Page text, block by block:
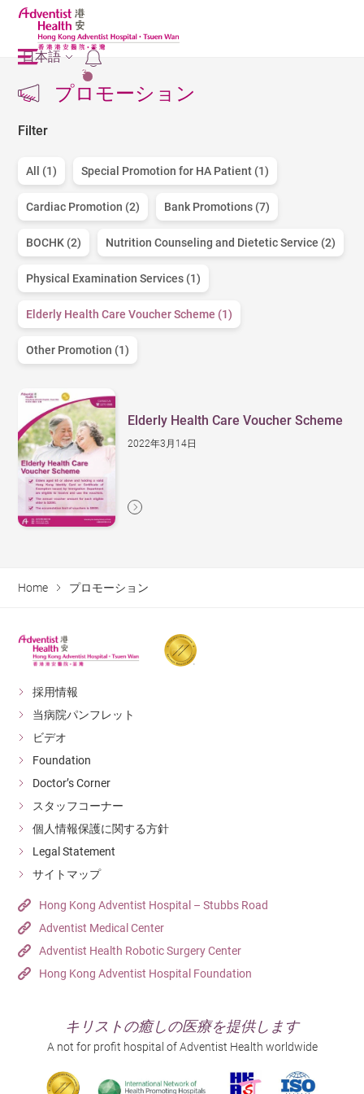
2
日本語
プロモーション
Filter
All (1) Special Promotion for HA Patient (1)
Cardiac Promotion (2) Bank Promotions (7)
BOCHK (2) Nutrition Counseling and Dietetic Service (2)
Physical Examination Services (1)
Elderly Health Care Voucher Scheme (1)
Other Promotion (1)
Elderly Health Care Voucher Scheme
2022年3月14日
Home プロモーション
採用情報
当病院パンフレット
ビデオ
Foundation
Doctor’s Corner
スタッフコーナー
個人情報保護に関する方針
Legal Statement
サイトマップ
Hong Kong Adventist Hospital – Stubbs Road
Adventist Medical Center
Adventist Health Robotic Surgery Center
Hong Kong Adventist Hospital Foundation
キリストの癒しの医療を提供します
A not for profit hospital of Adventist Health worldwide